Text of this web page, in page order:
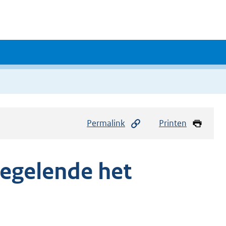
Permalink Printen
het